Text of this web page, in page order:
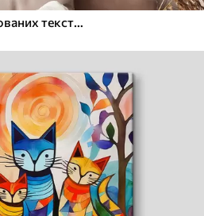
Барвисті сухі квіти друкованих текстури